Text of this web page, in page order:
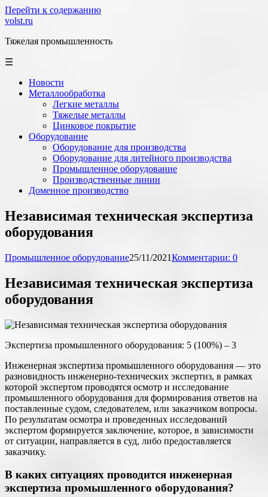
Перейти к содержанию
volst.ru
Тяжелая промышленность
☰
Новости
Металлообработка
Легкие металлы
Тяжелые металлы
Цинковое покрытие
Оборудование
Оборудование для производства
Оборудование для литейного производства
Промышленное оборудование
Производственные линии
Доменное производство
Независимая техническая экспертиза
оборудования
Промышленное оборудование25/11/2021Комментарии: 0
Независимая техническая экспертиза
оборудования
Экспертиза промышленного оборудования: 5 (100%) – 3
Инженерная экспертиза промышленного оборудования — это
разновидность инженерно-технических экспертиз, в рамках
которой экспертом проводятся осмотр и исследование
промышленного оборудования для формирования ответов на
поставленные судом, следователем, или заказчиком вопросы.
По результатам осмотра и проведенных исследований
экспертом формируется заключение, которое, в зависимости
от ситуации, направляется в суд, либо предоставляется
заказчику.
В каких ситуациях проводится инженерная
экспертиза промышленного оборудования?